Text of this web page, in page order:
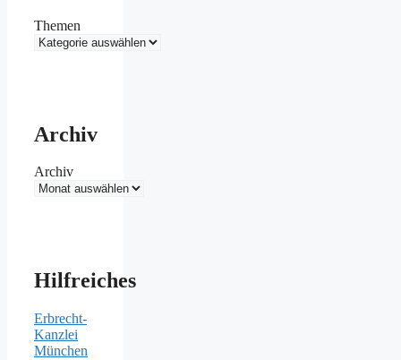
Themen
Archiv
Archiv
Hilfreiches
Erbrecht-
Kanzlei
München